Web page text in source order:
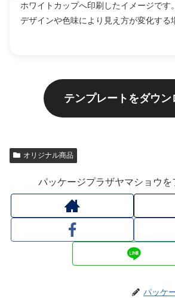
ホワイトカップへ印刷したイメージです。
デザインや色味により見え方が変化する
テンプレートをダウン
オリジナル商品
パッケージプラザヤマショウを
パッケ